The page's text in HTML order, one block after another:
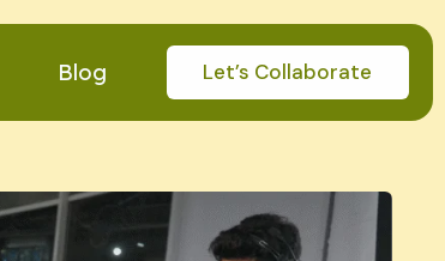
Blog Let’s Collaborate